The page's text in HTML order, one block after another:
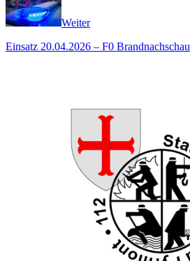
Weiter
Einsatz 20.04.2026 – F0 Brandnachschau